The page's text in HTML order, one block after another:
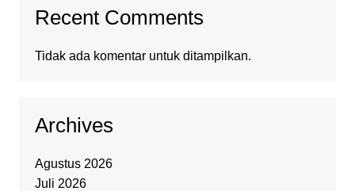
Recent Comments
Tidak ada komentar untuk ditampilkan.
Archives
Agustus 2026
Juli 2026